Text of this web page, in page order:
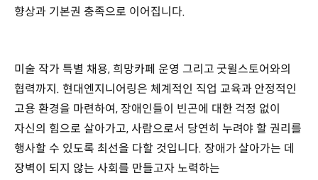
향상과 기본권 충족으로 이어집니다.
미술 작가 특별 채용, 희망카페 운영 그리고 굿윌스토어와의
협력까지. 현대엔지니어링은 체계적인 직업 교육과 안정적인
고용 환경을 마련하여, 장애인들이 빈곤에 대한 걱정 없이
자신의 힘으로 살아가고, 사람으로서 당연히 누려야 할 권리를
행사할 수 있도록 최선을 다할 것입니다. 장애가 살아가는 데
장벽이 되지 않는 사회를 만들고자 노력하는